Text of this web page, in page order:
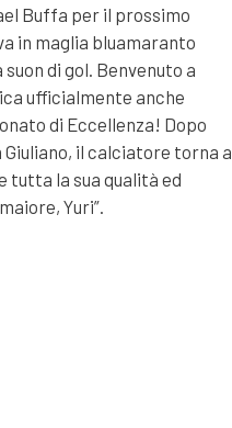
Buffa per il prossimo
in maglia bluamaranto
di gol. Benvenuto a
ufficialmente anche
di Eccellenza! Dopo
Giuliano, il calciatore torna a
la sua qualità ed
Yuri”.